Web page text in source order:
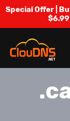
Special Offer |